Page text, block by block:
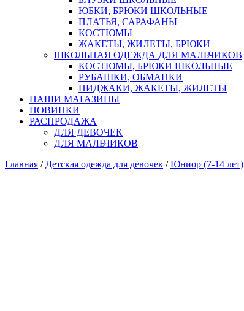
ЮБКИ, БРЮКИ ШКОЛЬНЫЕ
ПЛАТЬЯ, САРАФАНЫ
КОСТЮМЫ
ЖАКЕТЫ, ЖИЛЕТЫ, БРЮКИ
ШКОЛЬНАЯ ОДЕЖДА ДЛЯ МАЛЬЧИКОВ
КОСТЮМЫ, БРЮКИ ШКОЛЬНЫЕ
РУБАШКИ, ОБМАНКИ
ПИДЖАКИ, ЖАКЕТЫ, ЖИЛЕТЫ
НАШИ МАГАЗИНЫ
НОВИНКИ
РАСПРОДАЖА
ДЛЯ ДЕВОЧЕК
ДЛЯ МАЛЬЧИКОВ
Главная / Детская одежда для девочек /Юниор (7-14 лет)